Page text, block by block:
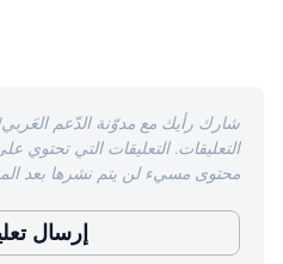
شارك رأيك مع مدوّنة الدّعم العَربي!
التعليقات. التعليقات التي تحتوي
محتوى مسيء لن يتم نشرها بعد
إرسال